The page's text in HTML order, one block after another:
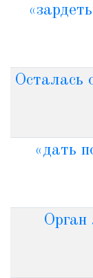
Осталась
«дать